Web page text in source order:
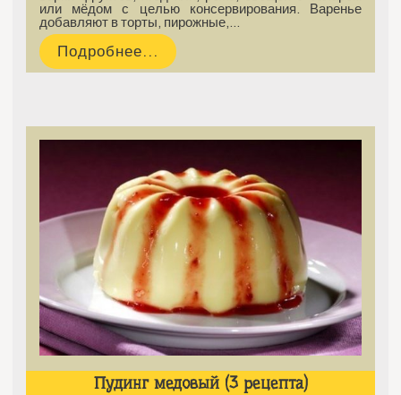
или мёдом с целью консервирования. Варенье
добавляют в торты, пирожные,…
Подробнее...
Пудинг медовый (3 рецепта)